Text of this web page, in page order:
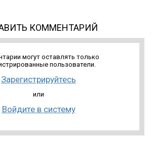
КОММЕНТАРИЙ
могут оставлять только
пользователи.
Зарегистрируйтесь
или
Войдите в систему